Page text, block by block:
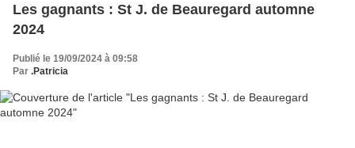
Les gagnants : St J. de Beauregard automne
2024
Publié le 19/09/2024 à 09:58
Par .Patricia